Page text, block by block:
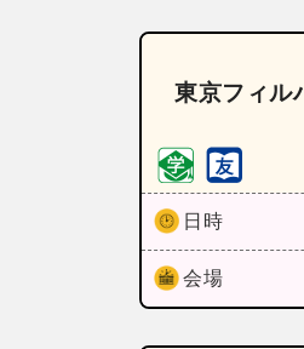
東京フィル
日時
会場